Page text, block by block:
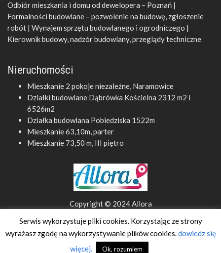
Odbiór mieszkania i domu od dewelopera – Poznań |
Formalności budowlane – pozwolenie na budowę, zgłoszenie
robót | Wynajem sprzętu budowlanego i ogrodniczego |
Kierownik budowy, nadzór budowlany, przeglądy techniczne
Nieruchomości
Mieszkanie 2 pokoje niezależne, Naramowice
Działki budowlane Dąbrówka Kościelna 2312 m2 i
6526m2
Działka budowlana Pobiedziska 1522m
Mieszkanie 63,10m, parter
Mieszkanie 73,50 m, III piętro
Copyright © 2024 Allora
Projekt i realizacjaclivio.pl
Serwis wykorzystuje pliki cookies. Korzystając ze strony
wyrażasz zgodę na wykorzystywanie plików cookies.dowiedz się
więcej.
Ok, rozumiem